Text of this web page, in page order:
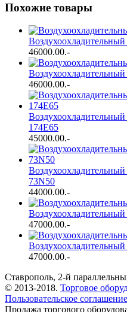
Похожие товары
46000.00.-
46000.00.-
174E65
45000.00.-
73N50
44000.00.-
47000.00.-
47000.00.-
Ставрополь, 2-й
© 2013-2018. Торговое
Пользовательское соглашение
Продажа торгового